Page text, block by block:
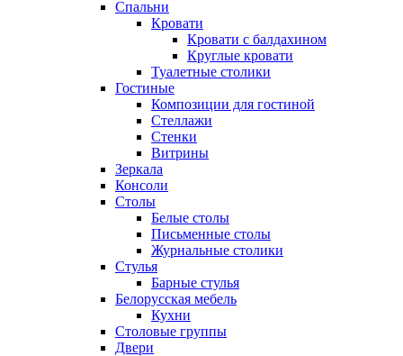
Спальни
Кровати
Кровати с балдахином
Круглые кровати
Туалетные столики
Гостиные
Композиции для гостиной
Стеллажи
Стенки
Витрины
Зеркала
Консоли
Столы
Белые столы
Письменные столы
Журнальные столики
Стулья
Барные стулья
Белорусская мебель
Кухни
Столовые группы
Двери